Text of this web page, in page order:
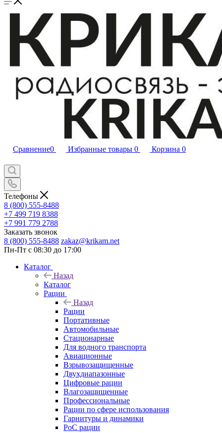
Сравнение0 Избранные товары 0 Корзина 0
Телефоны
8 (800) 555-8488
+7 499 719 8388
+7 991 779 2788
Заказать звонок
8 (800) 555-8488 zakaz@krikam.net
Пн-Пт с 08:30 до 17:00
Каталог
Назад
Каталог
Рации
Назад
Рации
Портативные
Автомобильные
Стационарные
Для водного транспорта
Авиационные
Взрывозащищенные
Двухдиапазонные
Цифровые рации
Влагозащищенные
Профессиональные
Рации по сфере использования
Гарнитуры и динамики
PoC рации